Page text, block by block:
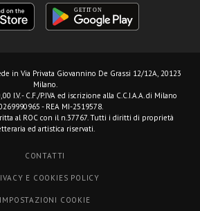
in Via Privata Giovannino De Grassi 12/12A, 20123
Milano.
I.V. - C.F./P.IVA ed iscrizione alla C.C.I.A.A. di Milano
- REA MI-2519578.
al ROC con il n.37767. Tutti i diritti di proprietà
ed artistica riservati.
CONTATTI
E COOKIES POLICY
IMPOSTAZIONI COOKIE